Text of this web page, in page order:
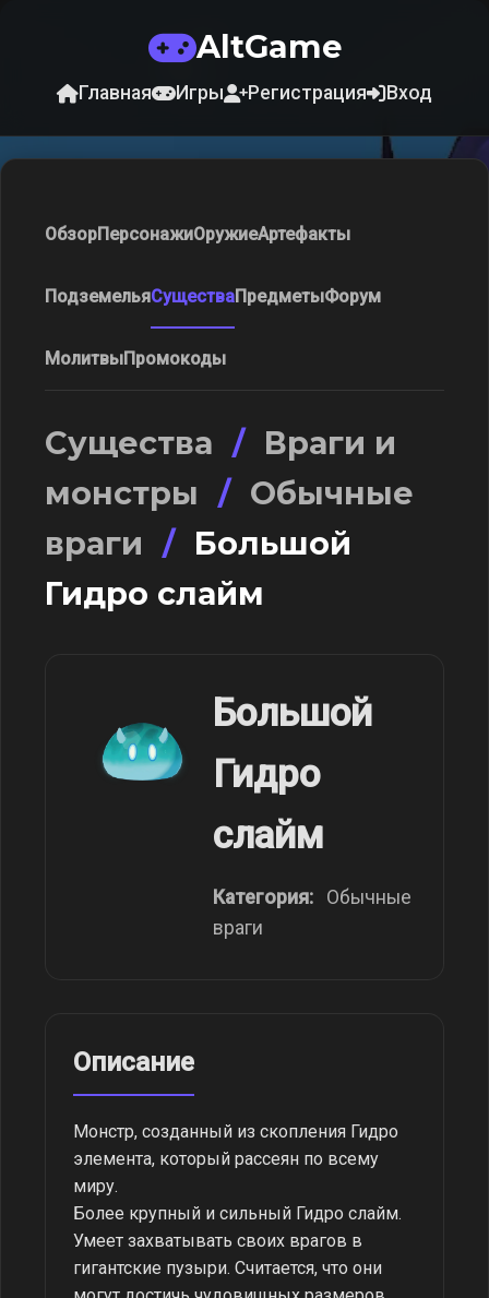
AltGame
Главная Игры Регистрация Вход
ОбзорПерсонажиОружиеАртефакты
ПодземельяСуществаПредметыФорум
МолитвыПромокоды
Существа / Враги и
монстры / Обычные
враги / Большой
Гидро слайм
Большой
Гидро
слайм
Категория:
Обычные
враги
Описание
Монстр, созданный из скопления Гидро
элемента, который рассеян по всему
миру.
Более крупный и сильный Гидро слайм.
Умеет захватывать своих врагов в
гигантские пузыри. Считается, что они